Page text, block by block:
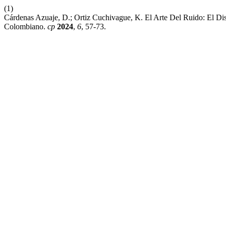
(1)
Cárdenas Azuaje, D.; Ortiz Cuchivague, K. El Arte Del Ruido: El
Colombiano. cp 2024, 6, 57-73.